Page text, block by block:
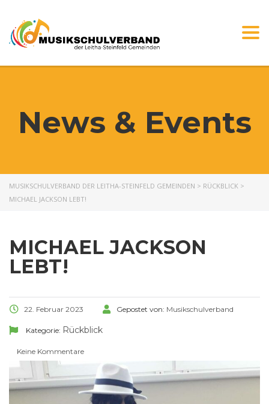
News & Events
MUSIKSCHULVERBAND DER LEITHA-STEINFELD GEMEINDEN > RÜCKBLICK >
MICHAEL JACKSON LEBT!
MICHAEL JACKSON
LEBT!
22. Februar 2023 Gepostet von: Musikschulverband
Kategorie: Rückblick
Keine Kommentare